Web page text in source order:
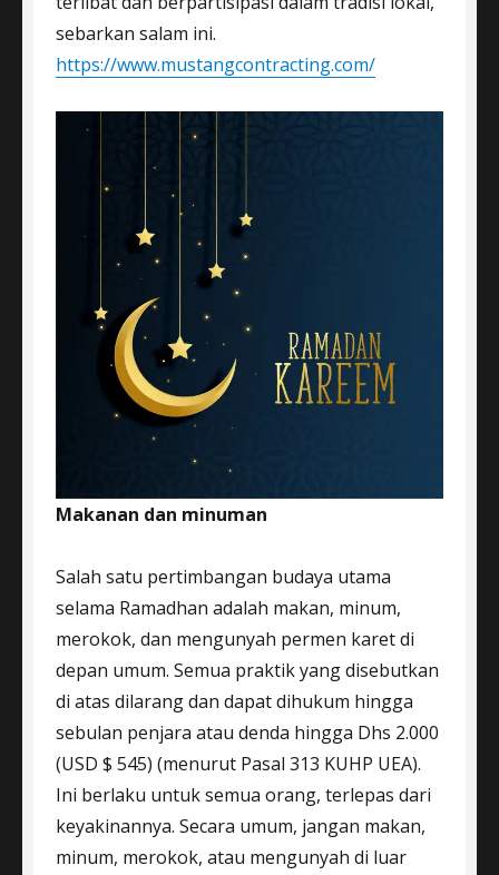
sebarkan salam ini.
https://www.mustangcontracting.com/
Makanan dan minuman
Salah satu pertimbangan budaya utama
selama Ramadhan adalah makan, minum,
merokok, dan mengunyah permen karet di
depan umum. Semua praktik yang disebutkan
di atas dilarang dan dapat dihukum hingga
sebulan penjara atau denda hingga Dhs 2.000
(USD $ 545) (menurut Pasal 313 KUHP UEA).
Ini berlaku untuk semua orang, terlepas dari
keyakinannya. Secara umum, jangan makan,
minum, merokok, atau mengunyah di luar